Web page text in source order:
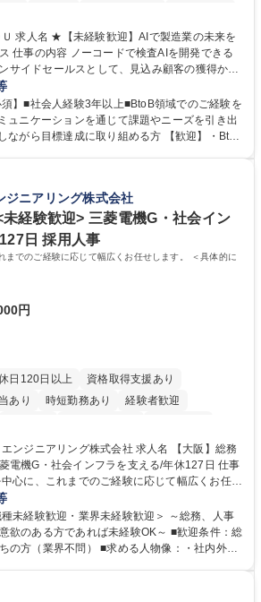
み 服装自由
未来を
きる
サイドセールスとして、見込み顧客の獲得から
ていただきます。マーケティングとフィールド
ミュニケーシ
つながる商談機会の最大化を目指します。 【具
の電話・メールによるアプローチ/リードナー
★【未経験歓迎】AIで製
イドセールス
】■社会人経験3年以上■BtoB領域でのご経験を
ュニケーションを通じて課題やニーズを引き出
目標達成に取り組める方 【歓迎】・BtoB
ードナーチャリングに関する知見 ・データを
大学院 大学 高専 短
資格：
ジニアリング株式会社
未経験歓迎> 三菱電機G・社会イン
日 採用人事
までのご経験に応じて幅広くお任せします。 ＜具体的に
円
日120日以上
資格取得支援あり
あり 時短勤務あり
経験者歓迎
み 服装自由 寮・社宅あり 食事補助あり
ング株式会社 求人名 【大阪】総務
機G・社会インフラを支える/年休127日 仕事
心に、これまでのご経験に応じて幅広くお任せ
生運用 など ※基本的には事務所勤務ですが、
より、関西圏以外への日帰り・宿泊を伴う国内
業務を持ちつつ、お互いに助け合いながら、総
未経験歓迎・業界未経験歓迎＞ ～総務、人事
欲のある方であれば未経験OK～ ■歓迎条件：総
） ■求める人物像：・社内外の